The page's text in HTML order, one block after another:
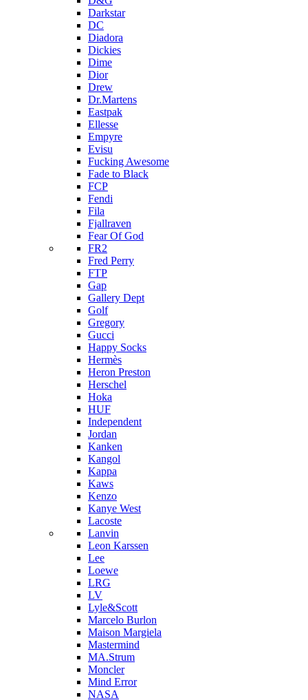
Darkstar
DC
Diadora
Dickies
Dime
Dior
Drew
Dr.Martens
Eastpak
Ellesse
Empyre
Evisu
Fucking Awesome
Fade to Black
FCP
Fendi
Fila
Fjallraven
Fear Of God
FR2
Fred Perry
FTP
Gap
Gallery Dept
Golf
Gregory
Gucci
Happy Socks
Hermès
Heron Preston
Hersсhel
Hoka
HUF
Independent
Jordan
Kanken
Kangol
Kappa
Kaws
Kenzo
Kanye West
Lacoste
Lanvin
Leon Karssen
Lee
Loewe
LRG
LV
Lyle&Scott
Marcelo Burlon
Maison Margiela
Mastermind
MA.Strum
Moncler
Mind Error
NASA